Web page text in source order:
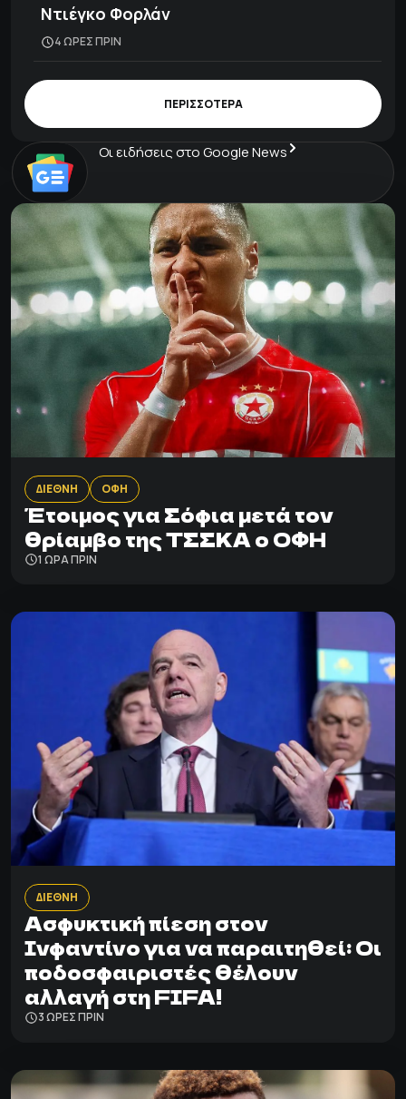
Ντιέγκο Φορλάν
4 ΩΡΕΣ ΠΡΙΝ
ΠΕΡΙΣΣΟΤΕΡΑ
Οι ειδήσεις στο Google News
ΔΙΕΘΝΗ ΟΦΗ
Έτοιμος για Σόφια μετά τον
θρίαμβο της ΤΣΣΚΑ ο ΟΦΗ
1 ΩΡΑ ΠΡΙΝ
ΔΙΕΘΝΗ
Ασφυκτική πίεση στον
Ινφαντίνο για να παραιτηθεί: Οι
ποδοσφαιριστές θέλουν
αλλαγή στη FIFA!
3 ΩΡΕΣ ΠΡΙΝ